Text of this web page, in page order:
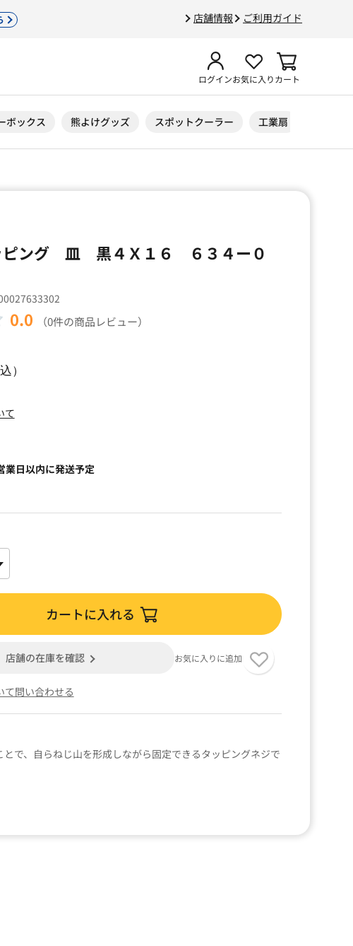
店舗情報 ご利用ガイド
ログインお気に入りカート
ボックス 熊よけグッズ スポットクーラー 工業扇
ピング 皿 黒４Ｘ１６ ６３４ー０
0.0 （0件の商品レビュー）
）
て
業日以内に発送予定
カートに入れる
店舗の在庫を確認 お気に入りに追加
て問い合わせる
で、自らねじ山を形成しながら固定できるタッピングネジで